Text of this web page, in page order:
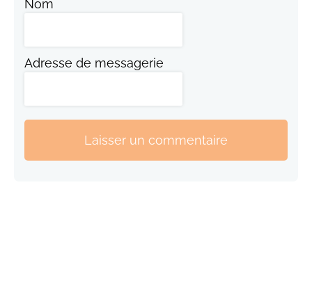
Nom
Adresse de messagerie
Laisser un commentaire